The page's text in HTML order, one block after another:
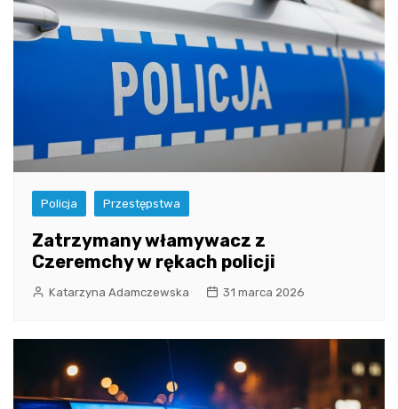
Policja Przestępstwa
Zatrzymany włamywacz z
Czeremchy w rękach policji
Katarzyna Adamczewska 31 marca 2026